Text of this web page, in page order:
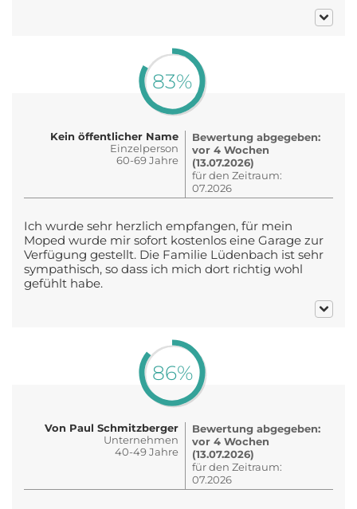
83%
Kein öffentlicher Name
Einzelperson
60-69 Jahre
Bewertung abgegeben:
vor 4 Wochen
(13.07.2026)
für den Zeitraum:
07.2026
Ich wurde sehr herzlich empfangen, für mein
Moped wurde mir sofort kostenlos eine Garage zur
Verfügung gestellt. Die Familie Lüdenbach ist sehr
sympathisch, so dass ich mich dort richtig wohl
gefühlt habe.
86%
Von Paul Schmitzberger
Unternehmen
40-49 Jahre
Bewertung abgegeben:
vor 4 Wochen
(13.07.2026)
für den Zeitraum:
07.2026